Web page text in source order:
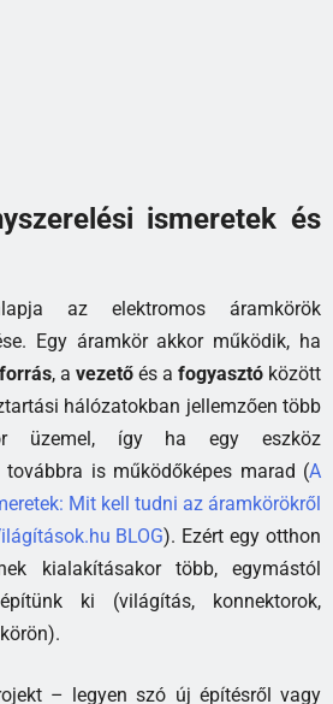
ismeretek és
az elektromos áramkörök
Egy áramkör akkor működik, ha
, a vezető és a fogyasztó között
hálózatokban jellemzően több
üzemel, így ha egy eszköz
is működőképes marad (A
Mit kell tudni az áramkörökről
BLOG). Ezért egy otthon
kialakításakor több, egymástól
ki (világítás, konnektorok,
– legyen szó új építésről vagy